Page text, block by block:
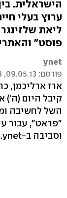
הישראלית.
ליאת
פוסט"
ynet
פורסם: 09.05.13, 17:33
השל לחשיבה
"פראט", עבור
וסביבה ב-ynet.